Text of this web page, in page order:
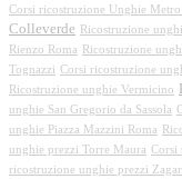
Corsi ricostruzione Unghie
Colleverde
Ricostruzione
Rienzo Roma
Ricostruzione
Tognazzi Corsi ricostruzione
Ricostruzione unghie Vermicino
unghie San Gregorio da Sassola
unghie Piazza Mazzini Roma
unghie prezzi Torre Maura Corsi
ricostruzione unghie prezzi